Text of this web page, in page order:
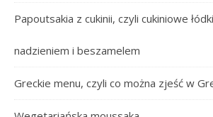
Papoutsakia z cukinii, czyli cukiniowe
nadzieniem i beszamelem
Greckie menu, czyli co można zjeść w